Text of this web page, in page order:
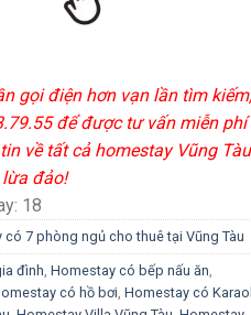
gọi điện hơn vạn lần tìm kiếm,
để được tư vấn miễn phí
về tất cả homestay Vũng
đảo!
18
có 7 phòng ngủ cho thuê tại Vũng Tàu
đình Homestay có bếp nấu ăn
có hồ bơi Homestay có